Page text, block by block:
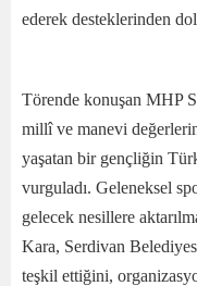
ederek desteklerinden
Törende konuşan MHP
millî ve manevi
yaşatan bir gençliğin
vurguladı. Geleneksel
gelecek nesillere
Kara, Serdivan
teşkil ettiğini,